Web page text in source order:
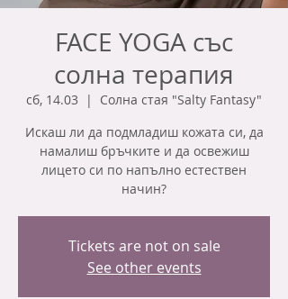
FACE YOGA със
солна терапия
сб, 14.03
  |
Солна стая "Salty Fantasy"
Искаш ли да подмладиш кожата си, да
намалиш бръчките и да освежиш
лицето си по напълно естествен
начин?
Tickets are not on sale
See other events